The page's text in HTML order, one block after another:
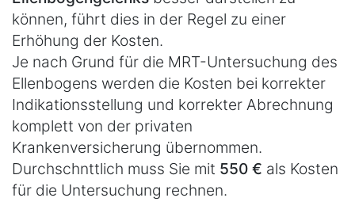
können, führt dies in der Regel zu einer
Erhöhung der Kosten.
Je nach Grund für die MRT-Untersuchung des
Ellenbogens werden die Kosten bei korrekter
Indikationsstellung und korrekter Abrechnung
komplett von der privaten
Krankenversicherung übernommen.
Durchschnttlich muss Sie mit 550 € als Kosten
für die Untersuchung rechnen.